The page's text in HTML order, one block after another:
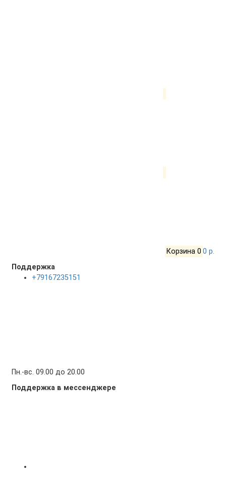
Корзина 0 0 р.
Поддержка
+79167235151
Пн.-вс. 09.00 до 20.00
Поддержка в мессенджере